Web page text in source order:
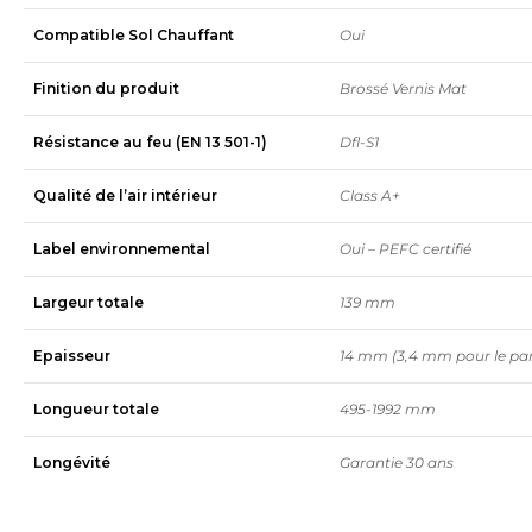
Compatible Sol Chauffant Oui
Finition du produit Brossé Vernis Mat
Résistance au feu (EN 13 501-1) Dfl-S1
Qualité de l’air intérieur Class A+
Label environnemental Oui – PEFC certifié
Largeur totale 139 mm
Epaisseur 14 mm (3,4 mm pour le
Longueur totale 495-1992 mm
Longévité Garantie 30 ans